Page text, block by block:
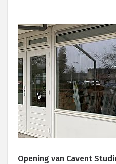
Opening van Cavent